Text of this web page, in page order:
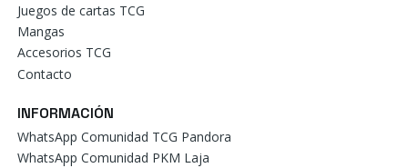
Juegos de cartas TCG
Mangas
Accesorios TCG
Contacto
INFORMACIÓN
WhatsApp Comunidad TCG Pandora
WhatsApp Comunidad PKM Laja